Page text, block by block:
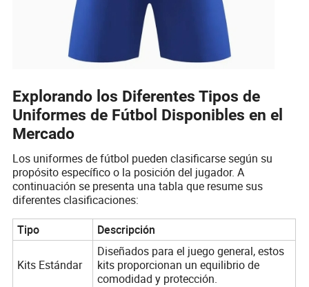
Explorando los Diferentes Tipos de
Uniformes de Fútbol Disponibles en el
Mercado
Los uniformes de fútbol pueden clasificarse según su
propósito específico o la posición del jugador. A
continuación se presenta una tabla que resume sus
diferentes clasificaciones:
Tipo
Descripción
Kits Estándar
Diseñados para el juego general, estos
kits proporcionan un equilibrio de
comodidad y protección.